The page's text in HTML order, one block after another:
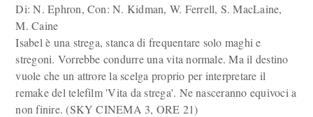
Di: N. Ephron, Con: N. Kidman, W. Ferrell, S. MacLaine,
M. Caine
Isabel è una strega, stanca di frequentare solo maghi e
stregoni. Vorrebbe condurre una vita normale. Ma il destino
vuole che un attrore la scelga proprio per interpretare il
remake del telefilm 'Vita da strega'. Ne nasceranno equivoci a
non finire. (SKY CINEMA 3, ORE 21)